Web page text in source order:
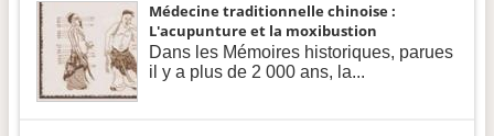
Médecine traditionnelle chinoise :
L'acupunture et la moxibustion
Dans les Mémoires historiques, parues
il y a plus de 2 000 ans, la...